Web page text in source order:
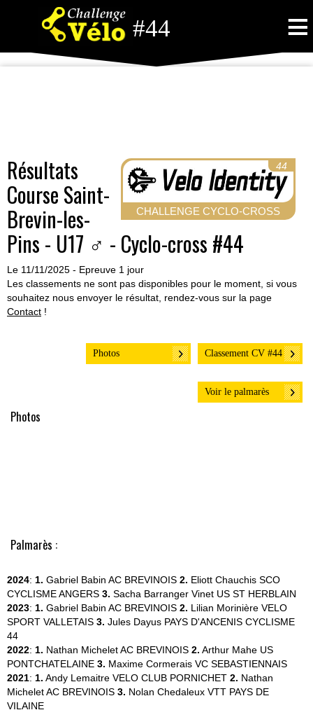
#44 ≡
44
CHALLENGE CYCLO-CROSS
Résultats
Course Saint-
Brevin-les-
Pins - U17 ♂ - Cyclo-cross #44
Le 11/11/2025 - Epreuve 1 jour
Les classements ne sont pas disponibles pour le moment, si vous
souhaitez nous envoyer le résultat, rendez-vous sur la page
Contact !
Classement CV #44
Photos
Voir le palmarès
Photos
Palmarès :
2024: 1. Gabriel Babin AC BREVINOIS 2. Eliott Chauchis SCO
CYCLISME ANGERS 3. Sacha Barranger Vinet US ST HERBLAIN
2023: 1. Gabriel Babin AC BREVINOIS 2. Lilian Morinière VELO
SPORT VALLETAIS 3. Jules Dayus PAYS D'ANCENIS CYCLISME
44
2022: 1. Nathan MicheletAC BREVINOIS 2. Arthur Mahe US
PONTCHATELAINE 3. Maxime Cormerais VC SEBASTIENNAIS
2021: 1. Andy Lemaitre VELO CLUB PORNICHET 2. Nathan
MicheletAC BREVINOIS 3. Nolan Chedaleux VTT PAYS DE
VILAINE